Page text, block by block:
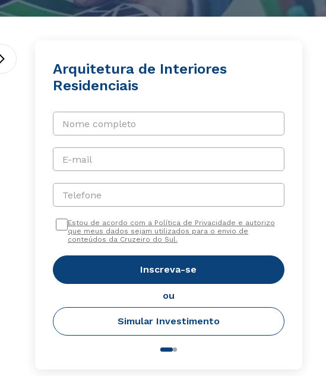
Arquitetura de Interiores
Residenciais
Nome completo
E-mail
Telefone
Estou de acordo com a Política de Privacidade e autorizo
que meus dados sejam utilizados para o envio de
conteúdos da Cruzeiro do Sul.
Inscreva-se
ou
Simular Investimento